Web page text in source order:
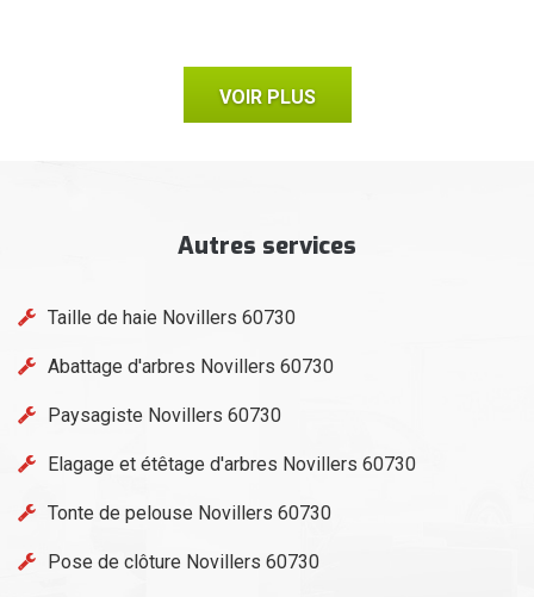
VOIR PLUS
Autres services
Taille de haie Novillers 60730
Abattage d'arbres Novillers 60730
Paysagiste Novillers 60730
Elagage et étêtage d'arbres Novillers 60730
Tonte de pelouse Novillers 60730
Pose de clôture Novillers 60730